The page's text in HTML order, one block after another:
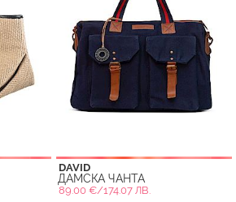
DAVID
ДАМСКА ЧАНТА
89.00 €/174.07 ЛВ.